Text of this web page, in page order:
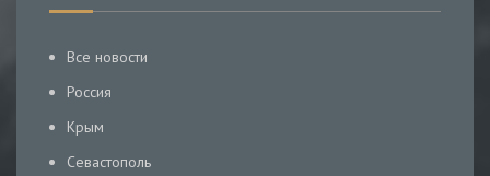
Все новости
Россия
Крым
Севастополь